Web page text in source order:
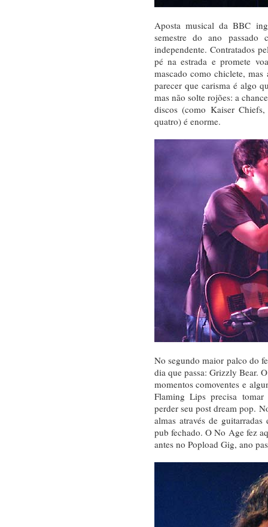
Aposta musical da BBC
semestre do ano
independente. Contratados
pé na estrada e promete
mascado como chiclete,
parecer que carisma é algo
mas não solte rojões: a
discos (como Kaiser
quatro) é enorme.
No segundo maior palco do
dia que passa: Grizzly Bear.
momentos comoventes e
Flaming Lips precisa
perder seu post dream pop.
almas através de
pub fechado. O No Age fez
antes no Popload Gig, ano